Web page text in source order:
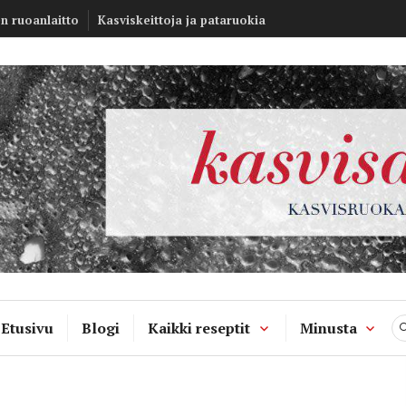
ruoanlaitto Kasviskeittoja ja pataruokia
Kasvisannos –
Etusivu Blogi Kaikki reseptit Minusta